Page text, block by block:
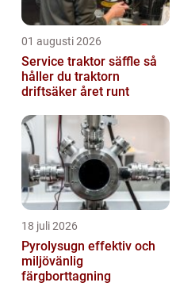
01 augusti 2026
Service traktor säffle så
håller du traktorn
driftsäker året runt
18 juli 2026
Pyrolysugn effektiv och
miljövänlig
färgborttagning